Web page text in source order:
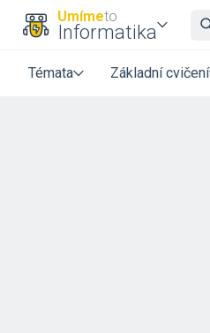
Umímeto
Informatika
Témata Základní cvičení